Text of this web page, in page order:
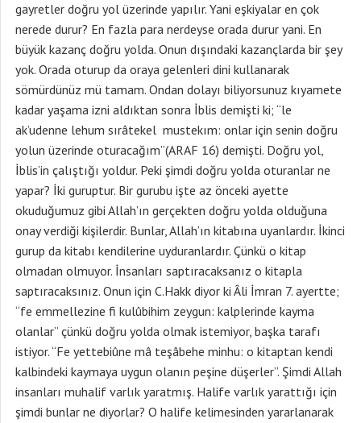
gayretler doğru yol üzerinde yapılır. Yani eşkiyalar en çok
nerede durur? En fazla para nerdeyse orada durur yani. En
büyük kazanç doğru yolda. Onun dışındaki kazançlarda bir şey
yok. Orada oturup da oraya gelenleri dini kullanarak
sömürdünüz mü tamam. Ondan dolayı biliyorsunuz kıyamete
kadar yaşama izni aldıktan sonra İblis demişti ki; “le
ak’udenne lehum sırâtekel mustekım: onlar için senin doğru
yolun üzerinde oturacağım”(ARAF 16) demişti. Doğru yol,
İblis’in çalıştığı yoldur. Peki şimdi doğru yolda oturanlar ne
yapar? İki guruptur. Bir gurubu işte az önceki ayette
okuduğumuz gibi Allah’ın gerçekten doğru yolda olduğuna
onay verdiği kişilerdir. Bunlar, Allah’ın kitabına uyanlardır. İkinci
gurup da kitabı kendilerine uyduranlardır. Çünkü o kitap
olmadan olmuyor. İnsanları saptıracaksanız o kitapla
saptıracaksınız. Onun için C.Hakk diyor ki Âli İmran 7. ayertte;
“fe emmellezine fi kulûbihim zeygun: kalplerinde kayma
olanlar” çünkü doğru yolda olmak istemiyor, başka tarafı
istiyor. “Fe yettebiûne mâ teşâbehe minhu: o kitaptan kendi
kalbindeki kaymaya uygun olanın peşine düşerler”. Şimdi Allah
insanları muhalif varlık yaratmış. Halife varlık yarattığı için
şimdi bunlar ne diyorlar? O halife kelimesinden yararlanarak